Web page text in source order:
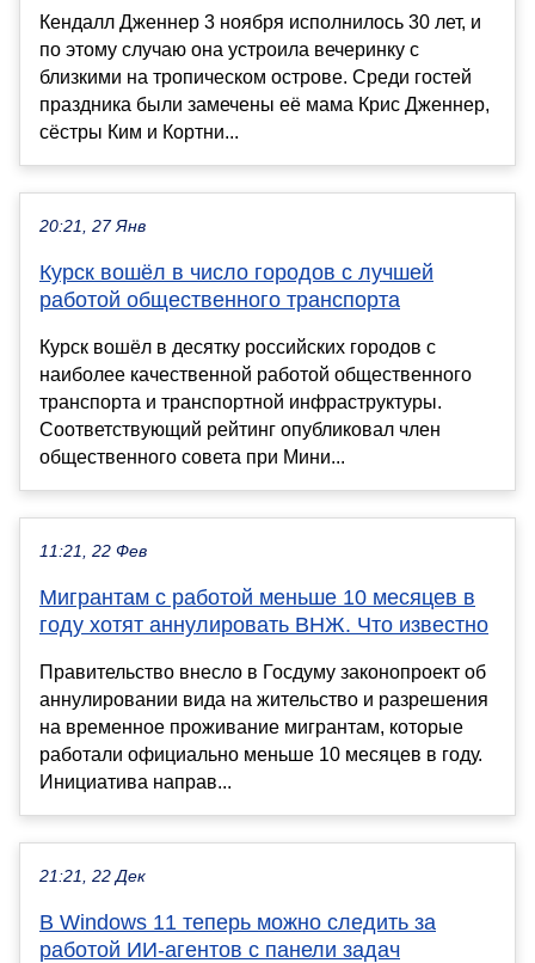
Кендалл Дженнер 3 ноября исполнилось 30 лет, и
по этому случаю она устроила вечеринку с
близкими на тропическом острове. Среди гостей
праздника были замечены её мама Крис Дженнер,
сёстры Ким и Кортни...
20:21, 27 Янв
Курск вошёл в число городов с лучшей
работой общественного транспорта
Курск вошёл в десятку российских городов с
наиболее качественной работой общественного
транспорта и транспортной инфраструктуры.
Соответствующий рейтинг опубликовал член
общественного совета при Мини...
11:21, 22 Фев
Мигрантам с работой меньше 10 месяцев в
году хотят аннулировать ВНЖ. Что известно
Правительство внесло в Госдуму законопроект об
аннулировании вида на жительство и разрешения
на временное проживание мигрантам, которые
работали официально меньше 10 месяцев в году.
Инициатива направ...
21:21, 22 Дек
В Windows 11 теперь можно следить за
работой ИИ-агентов с панели задач